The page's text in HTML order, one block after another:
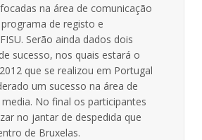
na área de comunicação
de registo e
Serão ainda dados dois
sucesso, nos quais estará o
que se realizou em Portugal
um sucesso na área de
No final os participantes
no jantar de despedida que
de Bruxelas.